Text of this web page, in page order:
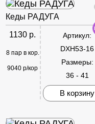
Кеды РАДУГА
1130 р.
8 пар в кор.
9040 р/кор
Артикул:
DXH53-16
Размеры:
36 - 41
В корзину